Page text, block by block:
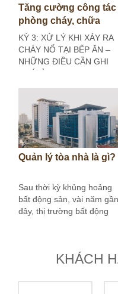
Tăng cường công tác
phòng cháy, chữa
cháy tại bếp ăn công
nghiệp (Kỳ 3)
KỲ 3: XỬ LÝ KHI XẢY RA
CHÁY NỔ TẠI BẾP ĂN –
NHỮNG ĐIỀU CẦN GHI
NHỚ Ở các…
Quản lý tòa nhà là gì?
Sau thời kỳ khủng hoảng
bất động sản, vài năm gần
đây, thị trường bất động
KHÁCH